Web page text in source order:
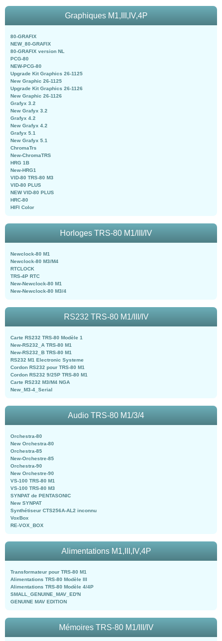
Graphiques M1,III,IV,4P
80-GRAFIX
NEW_80-GRAFIX
80-GRAFIX version NL
PCG-80
NEW-PCG-80
Upgrade Kit Graphics 26-1125
New Graphic 26-1125
Upgrade Kit Graphics 26-1126
New Graphic 26-1126
Grafyx 3.2
New Grafyx 3.2
Grafyx 4.2
New Grafyx 4.2
Grafyx 5.1
New Grafyx 5.1
ChromaTrs
New-ChromaTRS
HRG 1B
New-HRG1
VID-80 TRS-80 M3
VID-80 PLUS
NEW VID-80 PLUS
HRC-80
HIFI Color
Horloges TRS-80 M1/III/IV
Newclock-80 M1
Newclock-80 M3/M4
RTCLOCK
TRS-4P RTC
New-Newclock-80 M1
New-Newclock-80 M3/4
RS232 TRS-80 M1/III/IV
Carte RS232 TRS-80 Modèle 1
New-RS232_A TRS-80 M1
New-RS232_B TRS-80 M1
RS232 M1 Electronic Systeme
Cordon RS232 pour TRS-80 M1
Cordon RS232 9/25P TRS-80 M1
Carte RS232 M3/M4 NGA
New_M3-4_Serial
Audio TRS-80 M1/3/4
Orchestra-80
New Orchestra-80
Orchestra-85
New-Orchestre-85
Orchestra-90
New Orchestre-90
VS-100 TRS-80 M1
VS-100 TRS-80 M3
SYNPAT de PENTASONIC
New SYNPAT
Synthétiseur CTS256A-AL2 inconnu
VoxBox
RE-VOX_BOX
Alimentations M1,III,IV,4P
Transformateur pour TRS-80 M1
Alimentations TRS-80 Modèle III
Alimentations TRS-80 Modèle 4/4P
SMALL_GENUINE_MAV_ED'N
GENUINE MAV EDITION
Mémoires TRS-80 M1/III/IV